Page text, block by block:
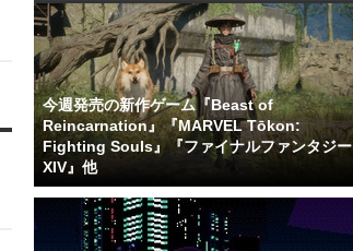
今週発売の新作ゲーム『Beast of
Reincarnation』『MARVEL Tōkon:
Fighting Souls』『ファイナルファンタジー
XIV』他